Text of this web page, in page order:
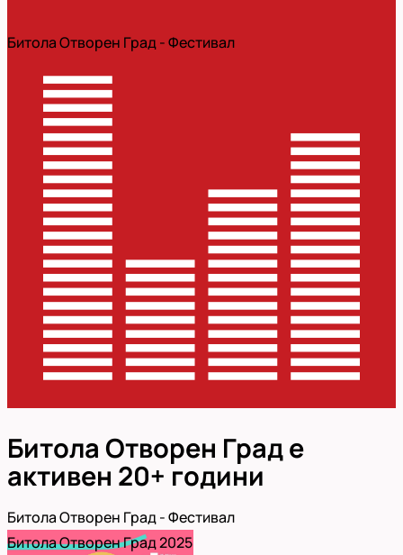
Битола Отворен Град - Фестивал
Битола Отворен Град е
активен 20+ години
Битола Отворен Град - Фестивал
Битола Отворен Град 2025